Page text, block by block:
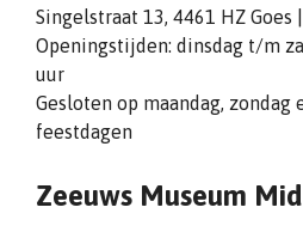
Singelstraat 13, 4461 HZ Goes
Openingstijden: dinsdag t/m
uur
Gesloten op maandag,
feestdagen
Zeeuws Museum